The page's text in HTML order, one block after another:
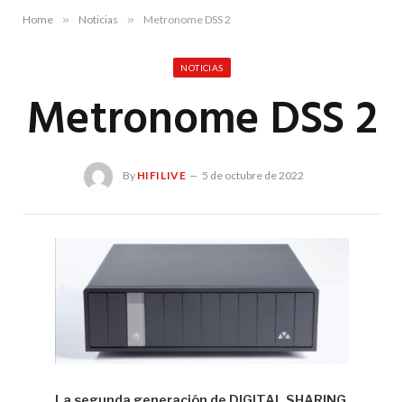
Home » Noticias » Metronome DSS 2
NOTICIAS
Metronome DSS 2
By HIFILIVE 5 de octubre de 2022